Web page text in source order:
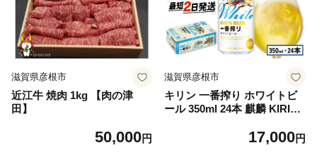
滋賀県彦根市
近江牛 焼肉 1kg 【肉の津
田】
50,000円
滋賀県彦根市
キリン 一番搾り ホワイトビ
ール 350ml 24本 麒麟 KIRIN
50ml 24缶 白ビール アルコー
17,000円